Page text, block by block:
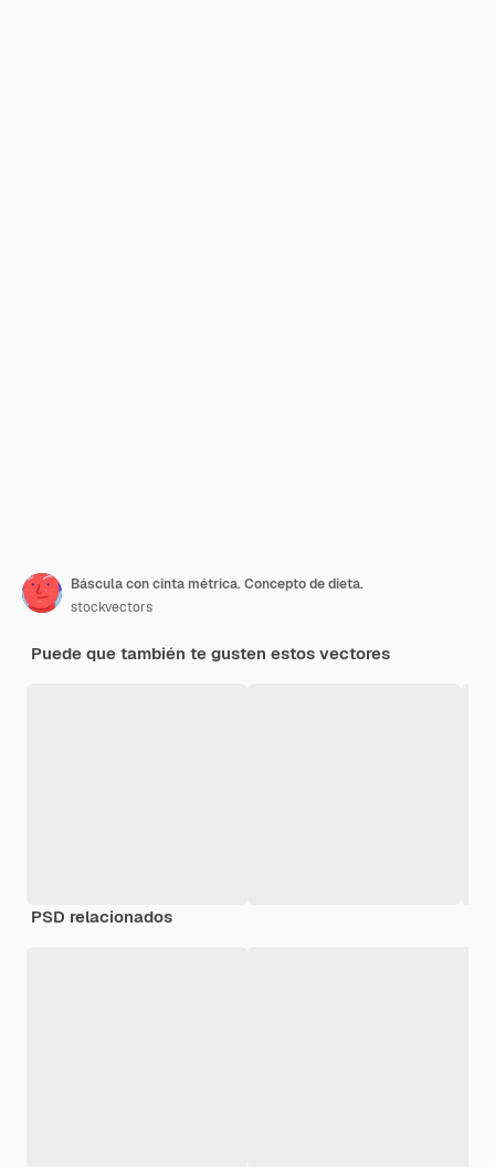
Báscula con cinta métrica. Concepto de dieta.
stockvectors
Puede que también te gusten estos vectores
PSD relacionados